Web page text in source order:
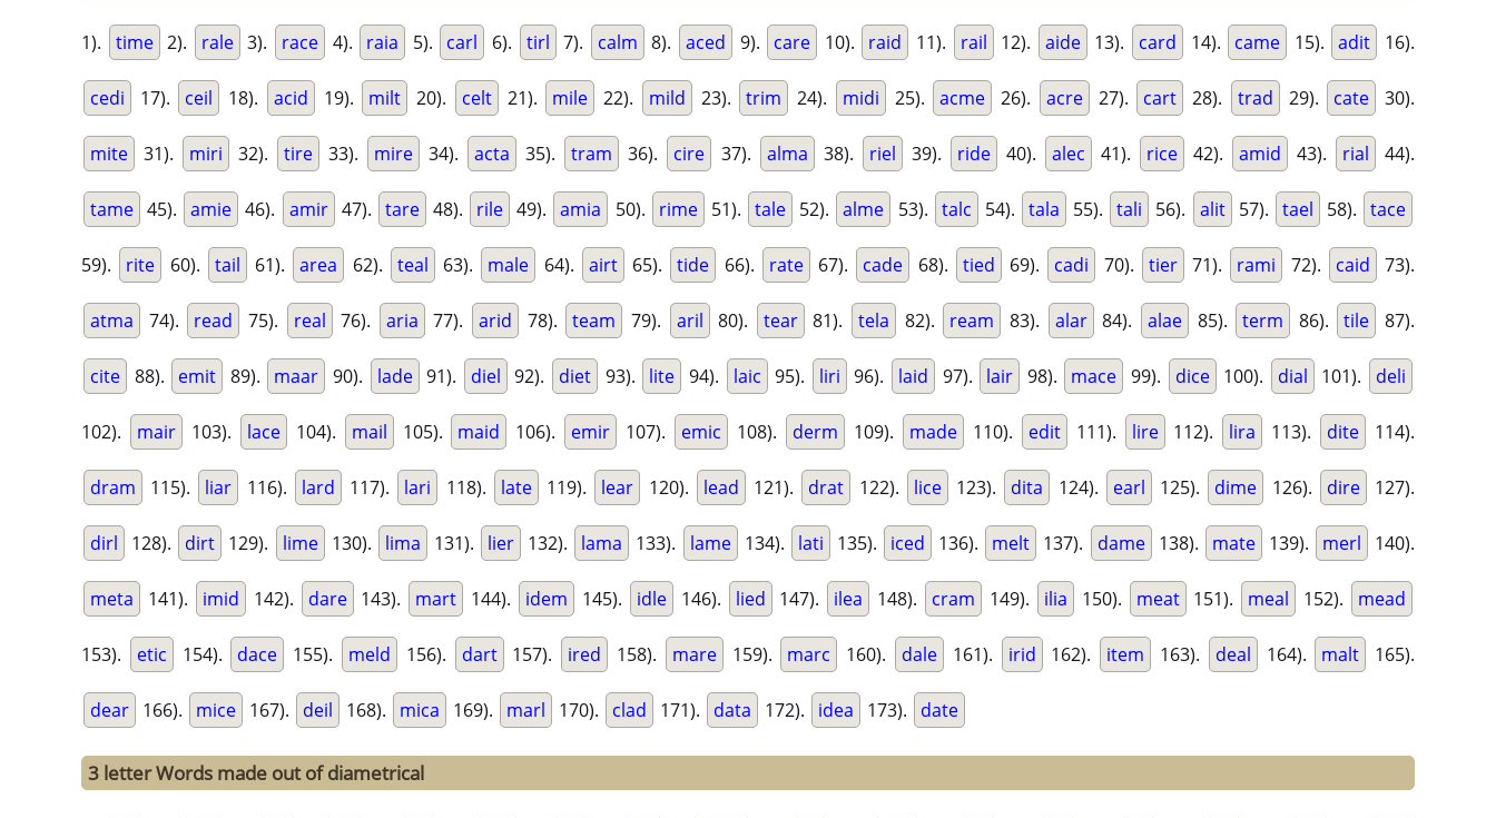
1). time 2). rale 3). race 4). raia 5). carl 6). tirl 7). calm 8). aced 9). care 10). raid 11). rail 12). aide 13). card 14). came 15). adit 16).
cedi 17). ceil 18). acid 19). milt 20). celt 21). mile 22). mild 23). trim 24). midi 25). acme 26). acre 27). cart 28). trad 29). cate 30).
mite 31). miri 32). tire 33). mire 34). acta 35). tram 36). cire 37). alma 38). riel 39). ride 40). alec 41). rice 42). amid 43). rial 44).
tame 45). amie 46). amir 47). tare 48). rile 49). amia 50). rime 51). tale 52). alme 53). talc 54). tala 55). tali 56). alit 57). tael 58). tace
59). rite 60). tail 61). area 62). teal 63). male 64). airt 65). tide 66). rate 67). cade 68). tied 69). cadi 70). tier 71). rami 72). caid 73).
atma 74). read 75). real 76). aria 77). arid 78). team 79). aril 80). tear 81). tela 82). ream 83). alar 84). alae 85). term 86). tile 87).
cite 88). emit 89). maar 90). lade 91). diel 92). diet 93). lite 94). laic 95). liri 96). laid 97). lair 98). mace 99). dice 100). dial 101). deli
102). mair 103). lace 104). mail 105). maid 106). emir 107). emic 108). derm 109). made 110). edit 111). lire 112). lira 113). dite 114).
dram 115). liar 116). lard 117). lari 118). late 119). lear 120). lead 121). drat 122). lice 123). dita 124). earl 125). dime 126). dire 127).
dirl 128). dirt 129). lime 130). lima 131). lier 132). lama 133). lame 134). lati 135). iced 136). melt 137). dame 138). mate 139). merl 140).
meta 141). imid 142). dare 143). mart 144). idem 145). idle 146). lied 147). ilea 148). cram 149). ilia 150). meat 151). meal 152). mead
153). etic 154). dace 155). meld 156). dart 157). ired 158). mare 159). marc 160). dale 161). irid 162). item 163). deal 164). malt 165).
dear 166). mice 167). deil 168). mica 169). marl 170). clad 171). data 172). idea 173). date
3 letter Words made out of diametrical